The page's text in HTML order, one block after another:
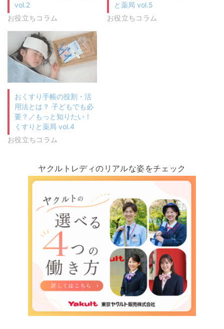
vol.2
お役立ちコラム
と薬局 vol.5
お役立ちコラム
おくすり手帳の役割・活
用法とは？ 子どもでも必
要？／もっと知りたい！
くすりと薬局 vol.4
お役立ちコラム
ヤクルトレディのリアルな姿をチェック